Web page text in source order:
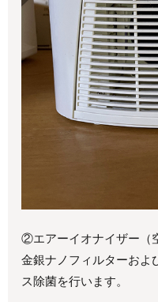
②エアーイオナイザー（
金銀ナノフィルターおよ
ス除菌を行います。